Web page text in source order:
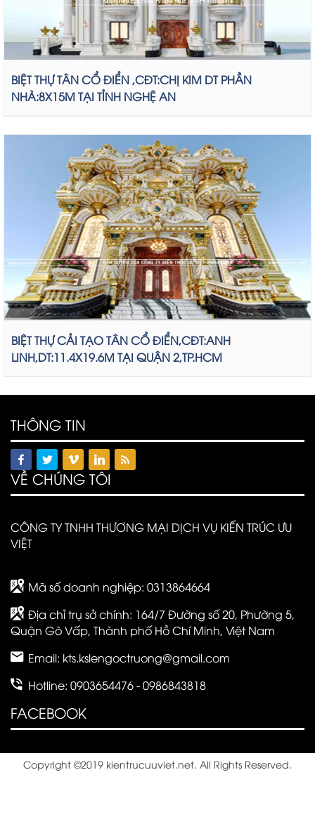
BIỆT THỰ TÂN CỔ ĐIỂN ,CĐT:CHỊ KIM DT PHẦN
NHÀ:8X15M TẠI TỈNH NGHỆ AN
BIỆT THỰ CẢI TẠO TÂN CỔ ĐIỂN,CĐT:ANH
LINH,DT:11.4X19.6M TẠI QUẬN 2,TP.HCM
THÔNG TIN
VỀ CHÚNG TÔI
CÔNG TY TNHH THƯƠNG MẠI DỊCH VỤ KIẾN TRÚC ƯU
VIỆT
Mã số doanh nghiệp: 0313864664
Địa chỉ trụ sở chính: 164/7 Đường số 20, Phường 5,
Quận Gò Vấp, Thành phố Hồ Chí Minh, Việt Nam
Email: kts.kslengoctruong@gmail.com
Hotline: 0903654476 - 0986843818
FACEBOOK
Copyright ©2019 kientrucuuviet.net. All Rights Reserved.